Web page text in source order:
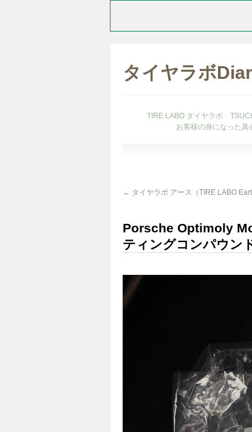
タイヤラボ
TIRE LABO タイヤラボ
お客様の身になった真心
← タイヤラボ アース（TIRE LABO
Porsche Optimoly
ティングコンパウン